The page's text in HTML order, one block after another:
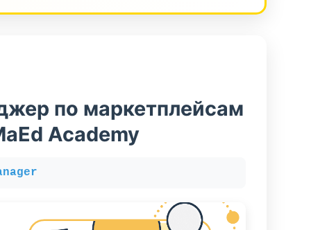
по маркетплейсам
Academy